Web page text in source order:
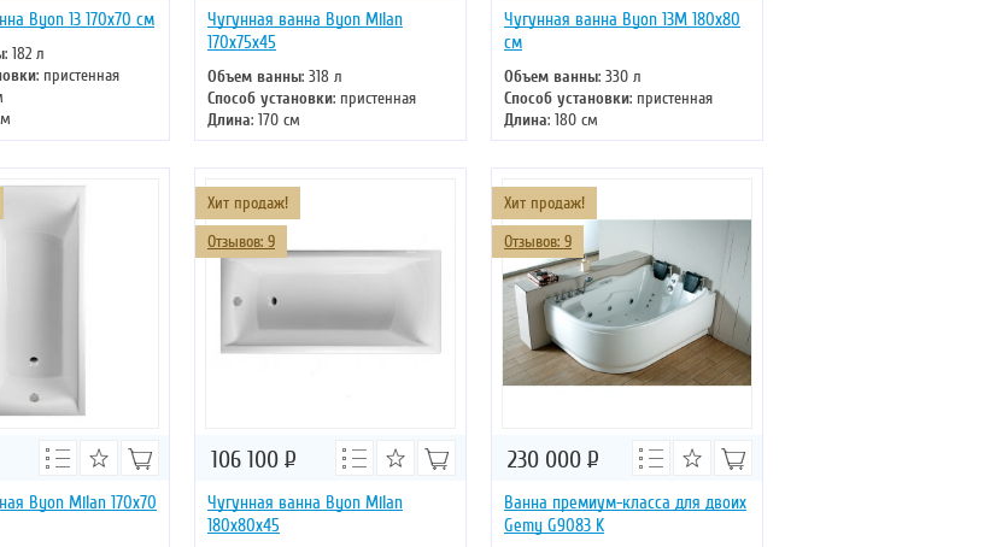
Byon 13 170х70 см
: 182 л
: пристенная
Чугунная ванна Byon Milan
170x75x45
Объем ванны: 318 л
Способ установки: пристенная
Длина: 170 см
Ширина: 75 см
Цвет: белый
Форма: прямоугольная
Чугунная ванна Byon 13M 180x80
см
Объем ванны: 330 л
Способ установки: пристенная
Длина: 180 см
Ширина: 80 см
Цвет: белый
Форма: прямоугольная
Byon Milan 170x70
Хит продаж!
Отзывов: 9
Чугунная ванна Byon Milan
180x80x45
106 100 Р
Хит продаж!
Отзывов: 9
Ванна премиум-класса для двоих
Gemy G9083 K
230 000 Р